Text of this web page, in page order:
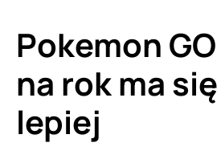
Pokemon
na rok ma
lepiej